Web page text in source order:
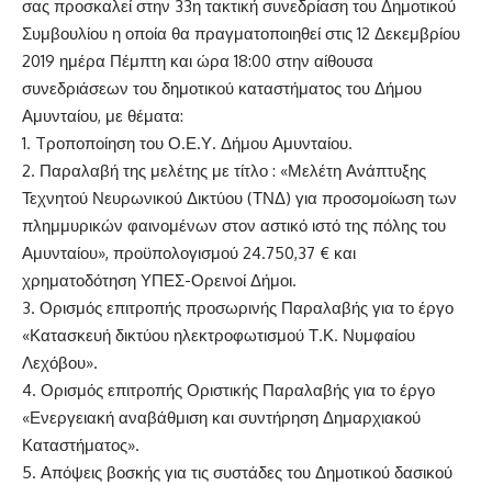
σας προσκαλεί στην 33η τακτική συνεδρίαση του Δημοτικού
Συμβουλίου η οποία θα πραγματοποιηθεί στις 12 Δεκεμβρίου
2019 ημέρα Πέμπτη και ώρα 18:00 στην αίθουσα
συνεδριάσεων του δημοτικού καταστήματος του Δήμου
Αμυνταίου, με θέματα:
1. Tροποποίηση του Ο.Ε.Υ. Δήμου Αμυνταίου.
2. Παραλαβή της μελέτης με τίτλο : «Μελέτη Ανάπτυξης
Τεχνητού Νευρωνικού Δικτύου (ΤΝΔ) για προσομοίωση των
πλημμυρικών φαινομένων στον αστικό ιστό της πόλης του
Αμυνταίου», προϋπολογισμού 24.750,37 € και
χρηματοδότηση ΥΠΕΣ-Ορεινοί Δήμοι.
3. Ορισμός επιτροπής προσωρινής Παραλαβής για το έργο
«Κατασκευή δικτύου ηλεκτροφωτισμού Τ.Κ. Νυμφαίου
Λεχόβου».
4. Ορισμός επιτροπής Οριστικής Παραλαβής για το έργο
«Ενεργειακή αναβάθμιση και συντήρηση Δημαρχιακού
Καταστήματος».
5. Απόψεις βοσκής για τις συστάδες του Δημοτικού δασικού